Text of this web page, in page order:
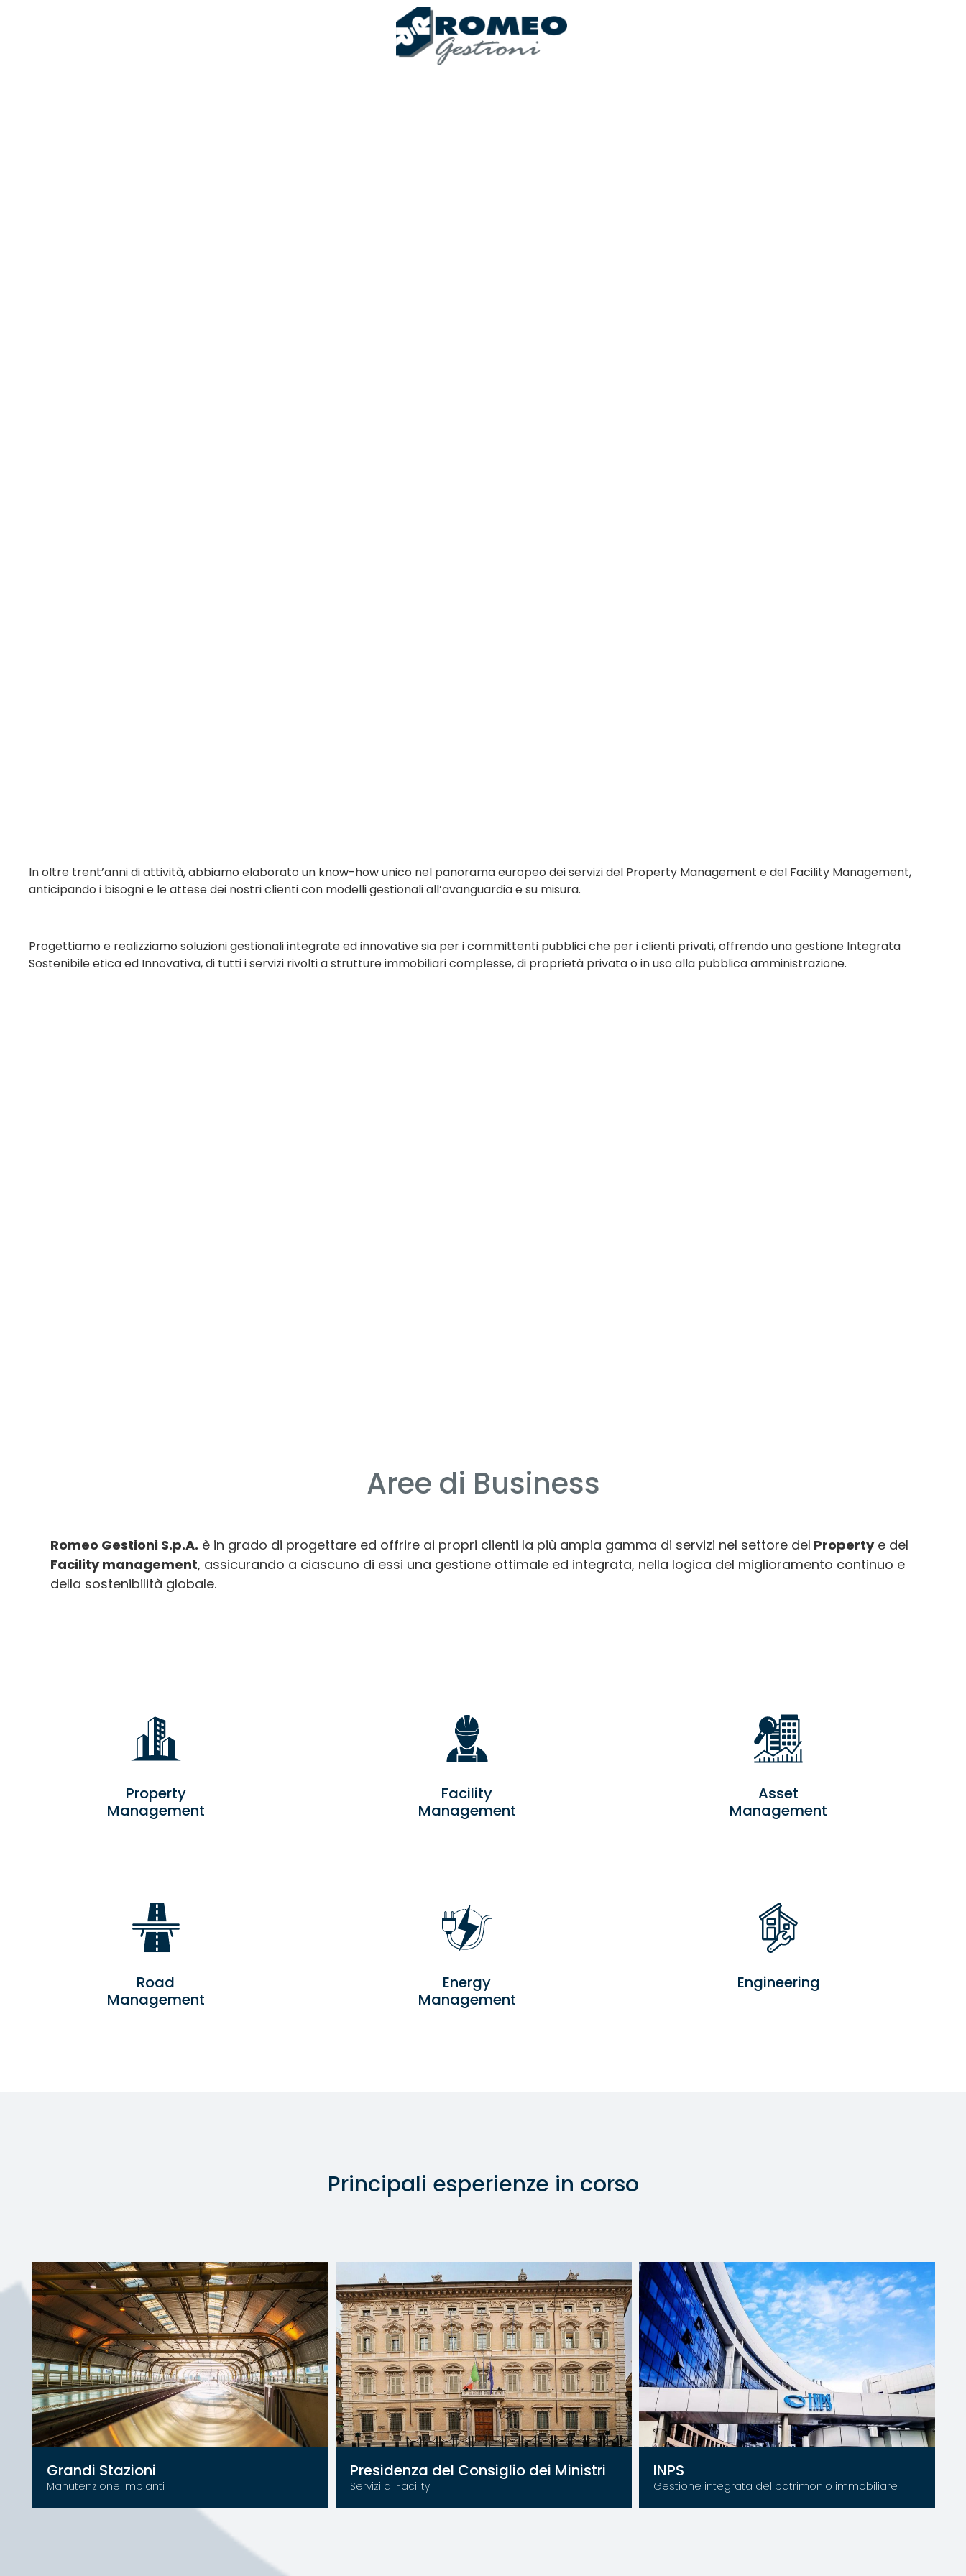
In oltre trent’anni di attività, abbiamo elaborato un know-how unico nel panorama europeo dei servizi del Property Management e del Facility Management,
anticipando i bisogni e le attese dei nostri clienti con modelli gestionali all’avanguardia e su misura.
Progettiamo e realizziamo soluzioni gestionali integrate ed innovative sia per i committenti pubblici che per i clienti privati, offrendo una gestione Integrata
Sostenibile etica ed Innovativa, di tutti i servizi rivolti a strutture immobiliari complesse, di proprietà privata o in uso alla pubblica amministrazione.
Aree di Business
Romeo Gestioni S.p.A. è in grado di progettare ed offrire ai propri clienti la più ampia gamma di servizi nel settore del Propertye del
Facility management, assicurando a ciascuno di essi una gestione ottimale ed integrata, nella logica del miglioramento continuo e
della sostenibilità globale.
Property
Management
Facility
Management
Asset
Management
Road
Management
Energy
Management
Engineering
Principali esperienze in corso
Grandi Stazioni
Manutenzione Impianti
Presidenza del Consiglio dei Ministri
Servizi di Facility
INPS
Gestione integrata del patrimonio immobiliare